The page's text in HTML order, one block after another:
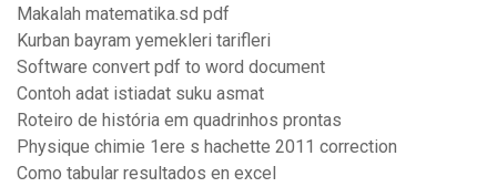
Makalah matematika.sd pdf
Kurban bayram yemekleri tarifleri
Software convert pdf to word document
Contoh adat istiadat suku asmat
Roteiro de história em quadrinhos prontas
Physique chimie 1ere s hachette 2011 correction
Como tabular resultados en excel